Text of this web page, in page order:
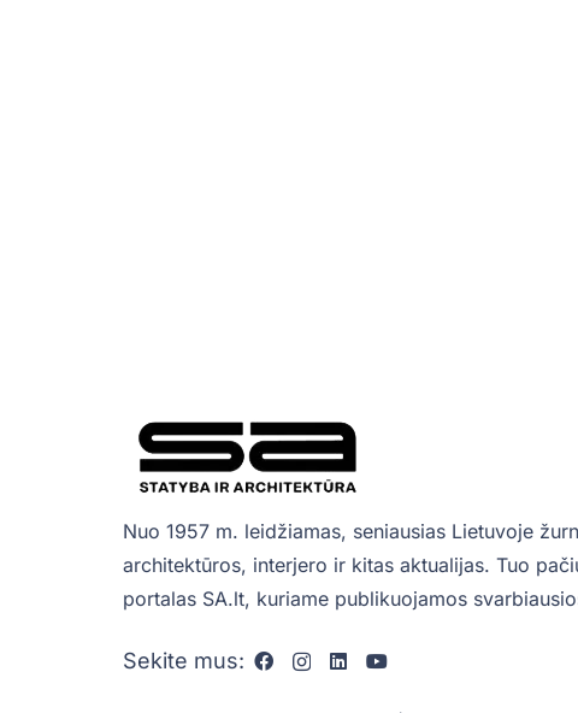
Nuo 1957 m. leidžiamas, seniausias Lietuvoje
architektūros, interjero ir kitas aktualijas. Tuo
portalas SA.lt, kuriame publikuojamos
Sekite mus: